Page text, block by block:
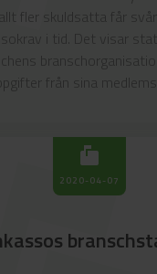
fler skuldsatta får
i tid. Det visar
från sina
markunread_mailbox
2020-04-07